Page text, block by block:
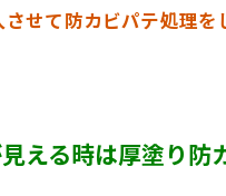
せて防カビパテ処理を
える時は厚塗り防